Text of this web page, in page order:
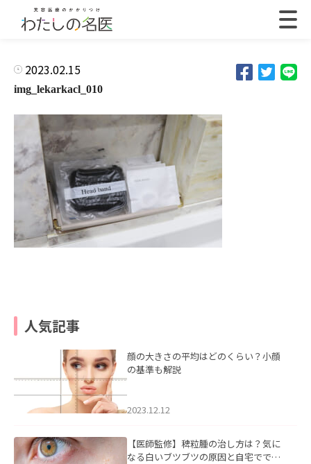
2023.02.15
img_lekarkacl_010
人気記事
顔の大きさの平均はどのくらい？小顔
の基準も解説
2023.12.12
【医師監修】稗粒腫の治し方は？気に
なる白いブツブツの原因と自宅ででき